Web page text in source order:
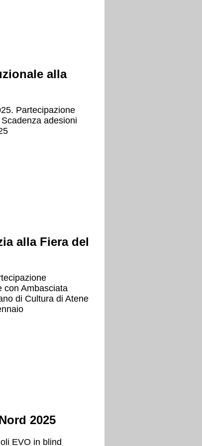
alla
Partecipazione
adesioni
alla Fiera del
con Ambasciata
di Cultura di Atene
2025
EVO in blind